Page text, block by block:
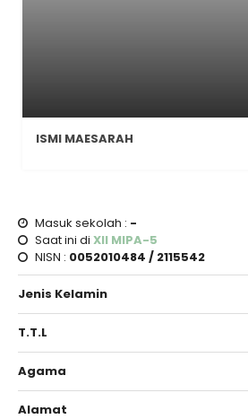
ISMI MAESARAH
Masuk sekolah : -
Saat ini di XII MIPA-5
NISN : 0052010484 / 2115542
Jenis Kelamin
T.T.L
Agama
Alamat